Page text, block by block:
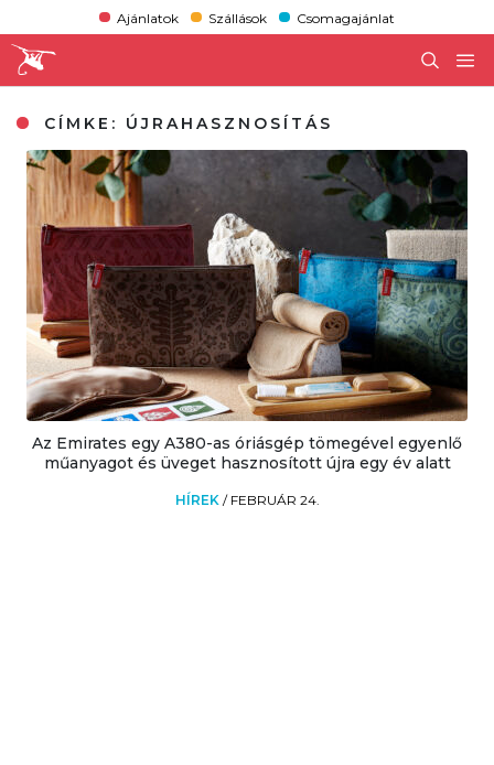
Ajánlatok Szállások Csomagajánlat
CÍMKE: ÚJRAHASZNOSÍTÁS
Az Emirates egy A380-as óriásgép tömegével egyenlő
műanyagot és üveget hasznosított újra egy év alatt
HÍREK / FEBRUÁR 24.